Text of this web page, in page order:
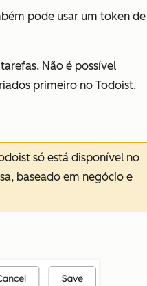
pode usar um token de
Não é possível
primeiro no Todoist.
só está disponível no
baseado em negócio e